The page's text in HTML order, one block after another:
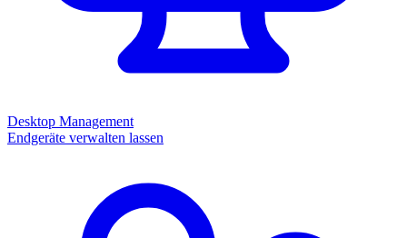
Desktop Management
Endgeräte verwalten lassen